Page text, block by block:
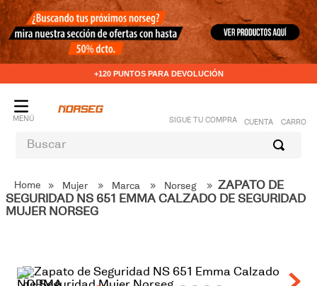
+120 PUNTOS PARA DEVOLUCIÓN
CUENTA
Buscar
Mujer Marca Norseg
ZAPATO DE
SEGURIDAD NS 651 EMMA CALZADO DE SEGURIDAD
MUJER NORSEG
1 .
rhino
2.
calcetín
4.
zapatos seguridad mujer